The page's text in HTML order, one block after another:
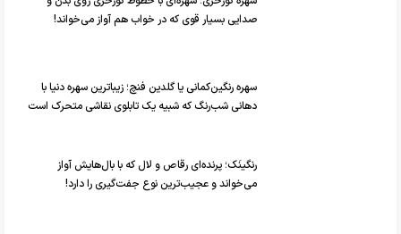
صدایی بسیار قوی که در خواب هم آواز می‌خواند!
سهره رنگین‌کمانی یا گلدین فنچ؛ زیباترین سهره دنیا با
دهانی شب‌رنگ که شبیه یک تابلوی نقاشی متحرک است
رنگینَک؛ پرنده‌ای رقاص و لال که با بال‌هایش آواز
می‌خواند و عجیب‌ترین نوع جفت‌گیری را دارد!